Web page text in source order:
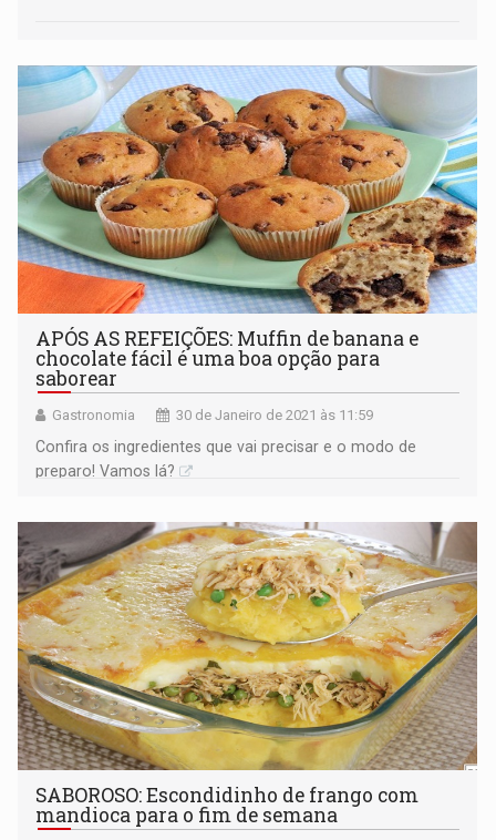
APÓS AS REFEIÇÕES: Muffin de banana e
chocolate fácil é uma boa opção para
saborear
Gastronomia 30 de Janeiro de 2021 às 11:59
Confira os ingredientes que vai precisar e o modo de
preparo! Vamos lá?
SABOROSO: Escondidinho de frango com
mandioca para o fim de semana